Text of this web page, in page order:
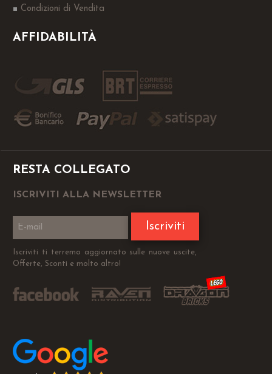
Condizioni di Vendita
AFFIDABILITÀ
RESTA COLLEGATO
ISCRIVITI ALLA NEWSLETTER
Iscriviti
Iscriviti ti terremo aggiornato sulle nuove uscite,
Offerte, Sconti e molto altro!